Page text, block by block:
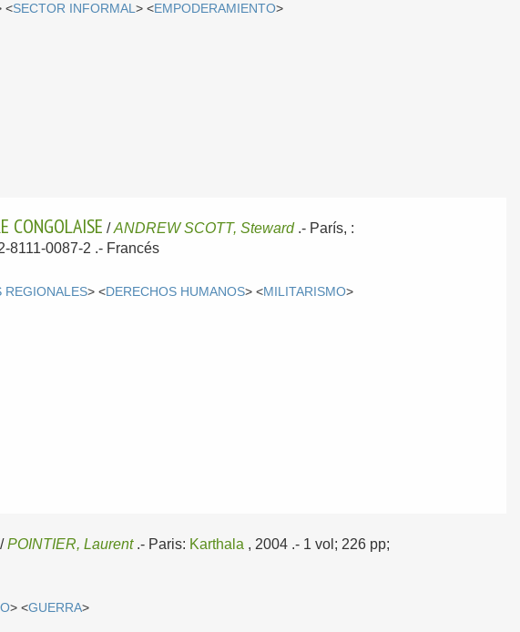
<SECTOR INFORMAL> <EMPODERAMIENTO>
CONGOLAISE /ANDREW SCOTT, Steward .- París, :
8111-0087-2 .- Francés
REGIONALES> <DERECHOS HUMANOS> <MILITARISMO>
/POINTIER, Laurent .- Paris: Karthala , 2004 .- 1 vol; 226 pp;
> <GUERRA>